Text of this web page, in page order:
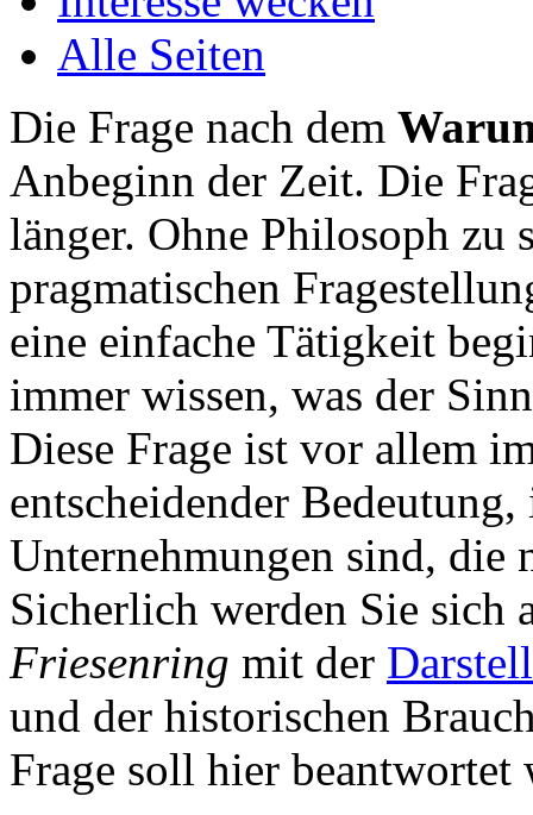
Alle Seiten
Die Frage nach dem
Anbeginn der Zeit. Die
länger. Ohne Philosoph zu
pragmatischen
eine einfache Tätigkeit
immer wissen, was der
Diese Frage ist vor allem
entscheidender Bedeutung,
Unternehmungen sind, die
Sicherlich werden Sie sich
Friesenring mit der
und der historischen
Frage soll hier beantwortet